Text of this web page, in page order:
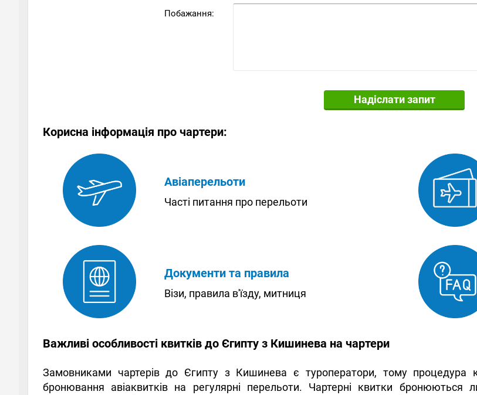
Побажання:
Надіслати запит
Корисна інформація про чартери:
Авіаперельоти
Часті питання про перельоти
Документи та правила
Візи, правила в'їзду, митниця
Важливі особливості квитків до Єгипту з Кишинева на чартери
Замовниками чартерів до Єгипту з Кишинева є туроператори, тому процедура
бронювання авіаквитків на регулярні перельоти. Чартерні квитки